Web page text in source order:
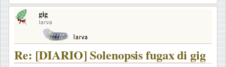
o
gig
larva
Re: [DIARIO] Solenopsis fugax di gig